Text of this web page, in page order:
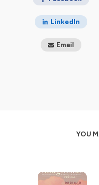
confidentialite
pour
LinkedIn
Email
YOU